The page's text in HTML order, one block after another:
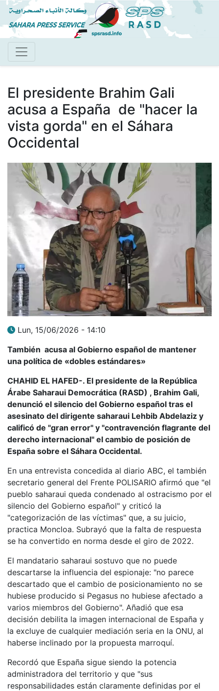
Pasar
al
contenido
El presidente Brahim Gali
acusa a España de "hacer la
vista gorda" en el Sáhara
Occidental
Lun, 15/06/2026 - 14:10
También acusa al Gobierno español de mantener
una política de «dobles estándares»
CHAHID EL HAFED-. El presidente de la República
Árabe Saharaui Democrática (RASD) , Brahim Gali,
denunció el silencio del Gobierno español tras el
asesinato del dirigente saharaui Lehbib Abdelaziz y
calificó de "gran error" y "contravención flagrante del
derecho internacional" el cambio de posición de
España sobre el Sáhara Occidental.
En una entrevista concedida al diario ABC, el también
secretario general del Frente POLISARIO afirmó que "el
pueblo saharaui queda condenado al ostracismo por el
silencio del Gobierno español" y criticó la
"categorización de las víctimas" que, a su juicio,
practica Moncloa. Subrayó que la falta de respuesta
se ha convertido en norma desde el giro de 2022.
El mandatario saharaui sostuvo que no puede
descartarse la influencia del espionaje: "no parece
descartado que el cambio de posicionamiento no se
hubiese producido si Pegasus no hubiese afectado a
varios miembros del Gobierno". Añadió que esa
decisión debilita la imagen internacional de España y
la excluye de cualquier mediación seria en la ONU, al
haberse inclinado por la propuesta marroquí.
Recordó que España sigue siendo la potencia
administradora del territorio y que "sus
responsabilidades están claramente definidas por el